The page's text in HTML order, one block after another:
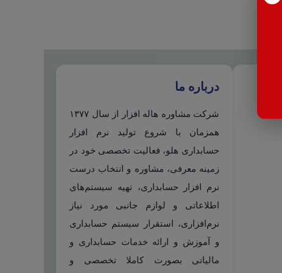
درباره ما
شرکت مشاوره هاله افزار از سال ۱۳۷۷
همزمان با شروع تولید نرم افزار
حسابداری هلو، فعالیت تخصصی خود در
زمینه معرفی، مشاوره و انتخاب درست
نرم افزار حسابداری، تهیه سیستم‌های
اطلاعاتی و لوازم جانبی مورد نیاز
نرم‌افزاری، استقرار سیستم حسابداری
و آموزش و ارائه خدمات حسابداری و
مالیاتی بصورت کاملا تخصصی و